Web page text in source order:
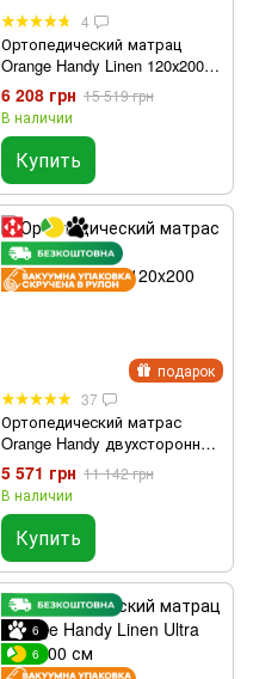
4
Ортопедический матрац
Orange Handy Linen 120х200
см
6 208 грн 15 519 грн
В наличии
Купить
подарок
37
Ортопедический матрас
Orange Handy двухсторонний
120x200
5 571 грн 11 142 грн
В наличии
Купить
6
6